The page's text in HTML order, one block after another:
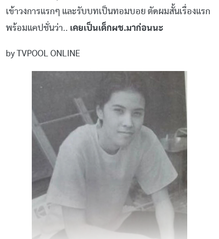
เข้าวงการแรกๆ และรับบทเป็นทอมบอย ตัดผมสั้นเรื่องแรก
พร้อมแคปชั่นว่า.. เคยเป็นเด็กผช.มาก่อนนะ
by TVPOOL ONLINE